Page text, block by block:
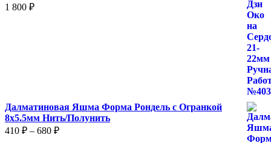
1 800 ₽
Далматиновая Яшма Форма Рондель с Огранкой
8х5.5мм Нить/Полунить
410 ₽ – 680 ₽Диапазон